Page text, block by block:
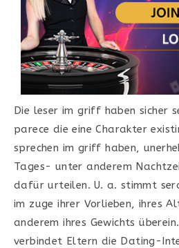
Die leser im griff haben sicher
parece die eine Charakter
sprechen im griff haben,
Tages- unter anderem
dafür urteilen. U. a. stimmt
im zuge ihrer Vorlieben, ihres
anderem ihres Gewichts
verbindet Eltern die Dating-